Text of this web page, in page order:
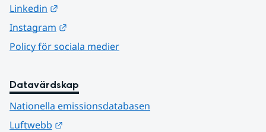
Linkedin
Instagram
Policy för sociala medier
Datavärdskap
Nationella emissionsdatabasen
Luftwebb